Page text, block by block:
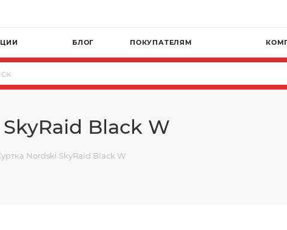
БЛОГ ПОКУПАТЕЛЯМ
Black W
Nordski SkyRaid Black W